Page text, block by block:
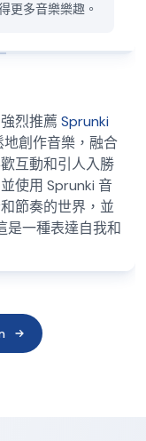
更多音樂樂趣。
烈推薦 Sprunki
地創作音樂，融合
互動和引人入勝
使用 Sprunki 音
節奏的世界，並
是一種表達自我和